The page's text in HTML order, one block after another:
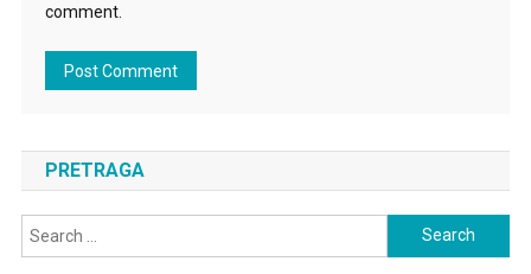
comment.
PRETRAGA
Search
for: